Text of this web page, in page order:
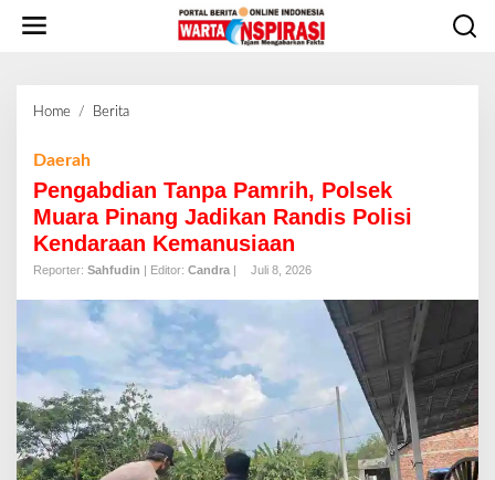
Home / Berita
g
a
b
d
i
n
p
a
P
a
Daerah
Pengabdian Tanpa Pamrih, Polsek
Muara Pinang Jadikan Randis Polisi
Kendaraan Kemanusiaan
Reporter: Sahfudin | Editor: Candra | Juli 8, 2026